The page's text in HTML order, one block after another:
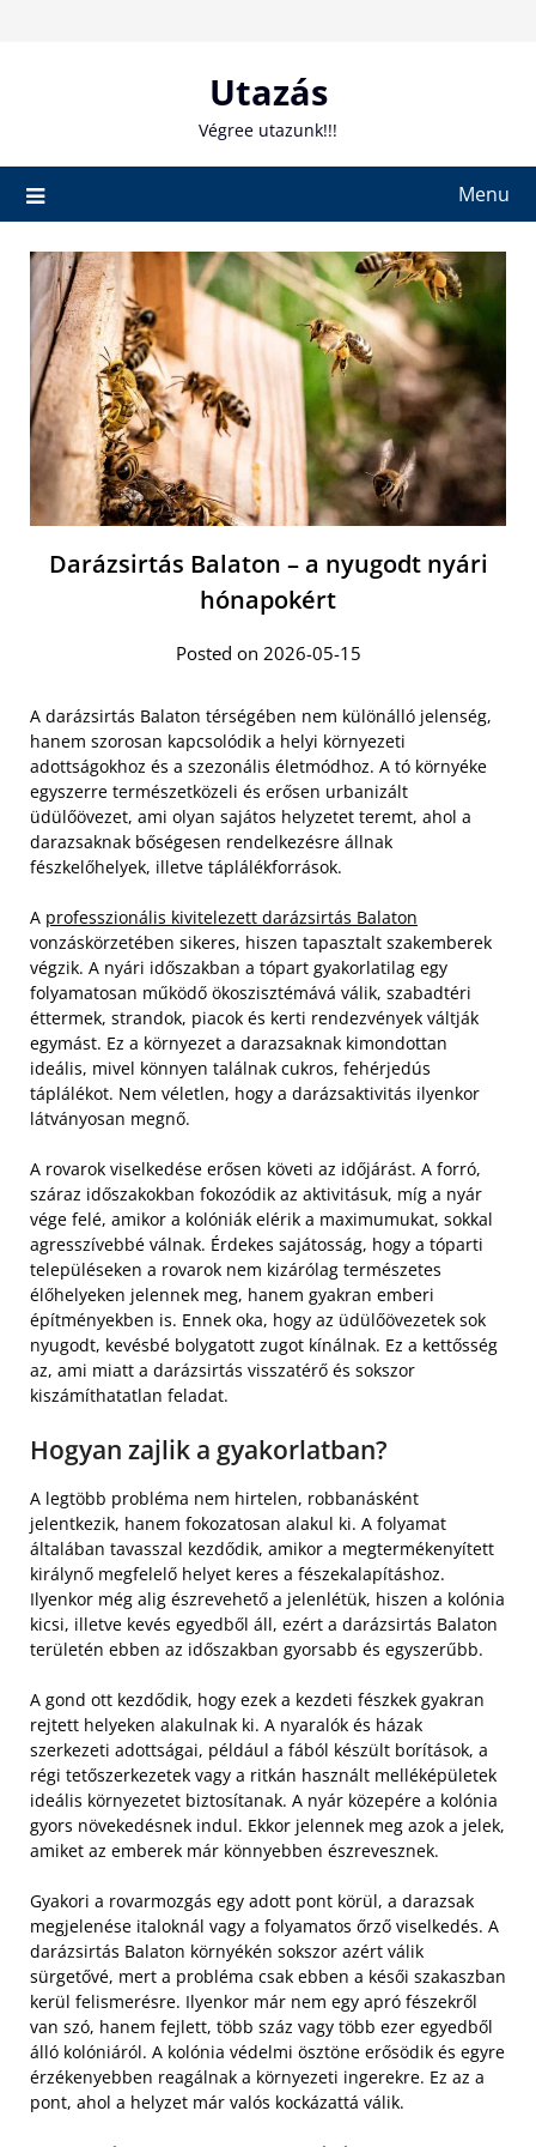
Utazás
Végree utazunk!!!
Menu
Darázsirtás Balaton – a nyugodt nyári
hónapokért
Posted on 2026-05-15
A darázsirtás Balaton térségében nem különálló jelenség,
hanem szorosan kapcsolódik a helyi környezeti
adottságokhoz és a szezonális életmódhoz. A tó környéke
egyszerre természetközeli és erősen urbanizált
üdülőövezet, ami olyan sajátos helyzetet teremt, ahol a
darazsaknak bőségesen rendelkezésre állnak
fészkelőhelyek, illetve táplálékforrások.
A professzionális kivitelezett darázsirtás Balaton
vonzáskörzetében sikeres, hiszen tapasztalt szakemberek
végzik. A nyári időszakban a tópart gyakorlatilag egy
folyamatosan működő ökoszisztémává válik, szabadtéri
éttermek, strandok, piacok és kerti rendezvények váltják
egymást. Ez a környezet a darazsaknak kimondottan
ideális, mivel könnyen találnak cukros, fehérjedús
táplálékot. Nem véletlen, hogy a darázsaktivitás ilyenkor
látványosan megnő.
A rovarok viselkedése erősen követi az időjárást. A forró,
száraz időszakokban fokozódik az aktivitásuk, míg a nyár
vége felé, amikor a kolóniák elérik a maximumukat, sokkal
agresszívebbé válnak. Érdekes sajátosság, hogy a tóparti
településeken a rovarok nem kizárólag természetes
élőhelyeken jelennek meg, hanem gyakran emberi
építményekben is. Ennek oka, hogy az üdülőövezetek sok
nyugodt, kevésbé bolygatott zugot kínálnak. Ez a kettősség
az, ami miatt a darázsirtás visszatérő és sokszor
kiszámíthatatlan feladat.
Hogyan zajlik a gyakorlatban?
A legtöbb probléma nem hirtelen, robbanásként
jelentkezik, hanem fokozatosan alakul ki. A folyamat
általában tavasszal kezdődik, amikor a megtermékenyített
királynő megfelelő helyet keres a fészekalapításhoz.
Ilyenkor még alig észrevehető a jelenlétük, hiszen a kolónia
kicsi, illetve kevés egyedből áll, ezért a darázsirtás Balaton
területén ebben az időszakban gyorsabb és egyszerűbb.
A gond ott kezdődik, hogy ezek a kezdeti fészkek gyakran
rejtett helyeken alakulnak ki. A nyaralók és házak
szerkezeti adottságai, például a fából készült borítások, a
régi tetőszerkezetek vagy a ritkán használt melléképületek
ideális környezetet biztosítanak. A nyár közepére a kolónia
gyors növekedésnek indul. Ekkor jelennek meg azok a jelek,
amiket az emberek már könnyebben észrevesznek.
Gyakori a rovarmozgás egy adott pont körül, a darazsak
megjelenése italoknál vagy a folyamatos őrző viselkedés. A
darázsirtás Balaton környékén sokszor azért válik
sürgetővé, mert a probléma csak ebben a késői szakaszban
kerül felismerésre. Ilyenkor már nem egy apró fészekről
van szó, hanem fejlett, több száz vagy több ezer egyedből
álló kolóniáról. A kolónia védelmi ösztöne erősödik és egyre
érzékenyebben reagálnak a környezeti ingerekre. Ez az a
pont, ahol a helyzet már valós kockázattá válik.